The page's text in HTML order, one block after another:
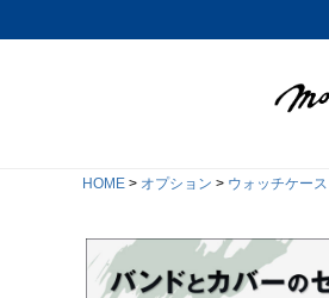
HOME オプション ウォッチケース